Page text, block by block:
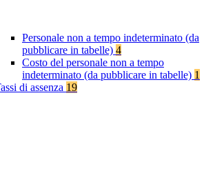
Personale non a tempo indeterminato (da
pubblicare in tabelle) 4
Costo del personale non a tempo
indeterminato (da pubblicare in tabelle) 1
di assenza 19